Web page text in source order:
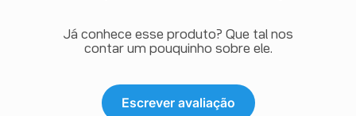
Já conhece esse produto? Que tal nos
contar um pouquinho sobre ele.
Escrever avaliação